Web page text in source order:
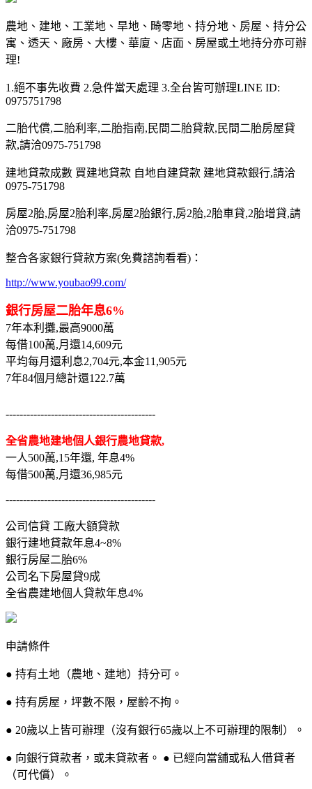
農地、建地、工業地、旱地、畸零地、持分地、房屋、持分公
寓、透天、廠房、大樓、華廈、店面、房屋或土地持分亦可辦
理!
1.絕不事先收費 2.急件當天處理 3.全台皆可辦理LINE ID:
0975751798
二胎代償,二胎利率,二胎指南,民間二胎貸款,民間二胎房屋貸
款,請洽0975-751798
建地貸款成數 買建地貸款 自地自建貸款 建地貸款銀行,請洽
0975-751798
房屋2胎,房屋2胎利率,房屋2胎銀行,房2胎,2胎車貸,2胎增貸,請
洽0975-751798
整合各家銀行貸款方案(免費諮詢看看)：
http://www.youbao99.com/
銀行房屋二胎年息6%
7年本利攤,最高9000萬
每借100萬,月還14,609元
平均每月還利息2,704元,本金11,905元
7年84個月總計還122.7萬
-------------------------------------------
全省農地建地個人銀行農地貸款,
一人500萬,15年還, 年息4%
每借500萬,月還36,985元
-------------------------------------------
公司信貸 工廠大額貸款
銀行建地貸款年息4~8%
銀行房屋二胎6%
公司名下房屋貸9成
全省農建地個人貸款年息4%
申請條件
● 持有土地（農地、建地）持分可。
● 持有房屋，坪數不限，屋齡不拘。
● 20歲以上皆可辦理（沒有銀行65歲以上不可辦理的限制）。
● 向銀行貸款者，或未貸款者。 ● 已經向當舖或私人借貸者
（可代償）。